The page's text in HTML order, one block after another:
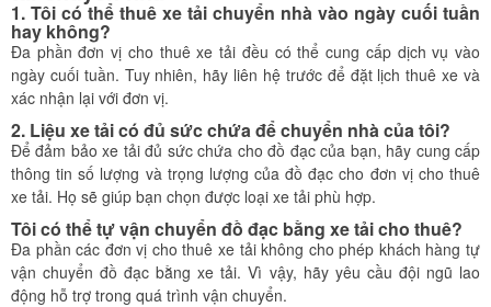
1. Tôi có thể thuê xe tải chuyển nhà vào ngày cuối tuần
hay không?
Đa phần đơn vị cho thuê xe tải đều có thể cung cấp dịch vụ vào
ngày cuối tuần. Tuy nhiên, hãy liên hệ trước để đặt lịch thuê xe và
xác nhận lại với đơn vị.
2. Liệu xe tải có đủ sức chứa để chuyển nhà của tôi?
Để đảm bảo xe tải đủ sức chứa cho đồ đạc của bạn, hãy cung cấp
thông tin số lượng và trọng lượng của đồ đạc cho đơn vị cho thuê
xe tải. Họ sẽ giúp bạn chọn được loại xe tải phù hợp.
Tôi có thể tự vận chuyển đồ đạc bằng xe tải cho thuê?
Đa phần các đơn vị cho thuê xe tải không cho phép khách hàng tự
vận chuyển đồ đạc bằng xe tải. Vì vậy, hãy yêu cầu đội ngũ lao
động hỗ trợ trong quá trình vận chuyển.